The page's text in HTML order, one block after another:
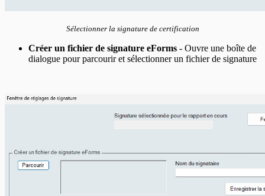
Sélectionner la signature de certification
Créer un fichier de signature eForms - Ouvre une boîte de
dialogue pour parcourir et sélectionner un fichier de signature